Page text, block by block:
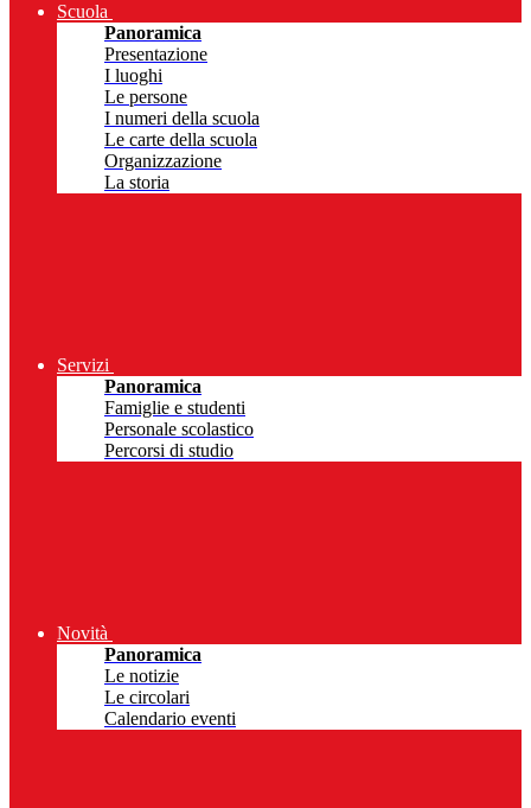
Scuola
Panoramica
Presentazione
I luoghi
Le persone
I numeri della scuola
Le carte della scuola
Organizzazione
La storia
Servizi
Panoramica
Famiglie e studenti
Personale scolastico
Percorsi di studio
Novità
Panoramica
Le notizie
Le circolari
Calendario eventi